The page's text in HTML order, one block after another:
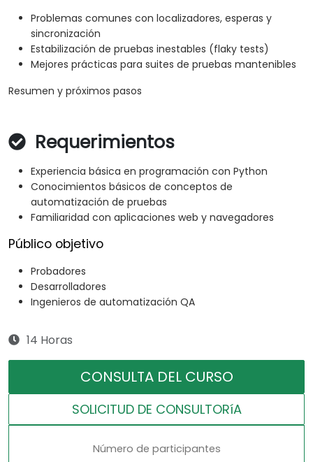
Problemas comunes con localizadores, esperas y
sincronización
Estabilización de pruebas inestables (flaky tests)
Mejores prácticas para suites de pruebas mantenibles
Resumen y próximos pasos
Requerimientos
Experiencia básica en programación con Python
Conocimientos básicos de conceptos de
automatización de pruebas
Familiaridad con aplicaciones web y navegadores
Público objetivo
Probadores
Desarrolladores
Ingenieros de automatización QA
14 Horas
CONSULTA DEL CURSO
SOLICITUD DE CONSULTORíA
Número de participantes